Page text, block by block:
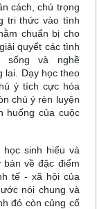
cách, chú trọng
tri thức vào tình
chuẩn bị cho
quyết các tình
sống và nghề
lai. Dạy học theo
ý tích cực hóa
chú ý rèn luyện
huống của cuộc
sinh hiểu và
về đặc điểm
tế - xã hội của
nói chung và
đó còn củng cố